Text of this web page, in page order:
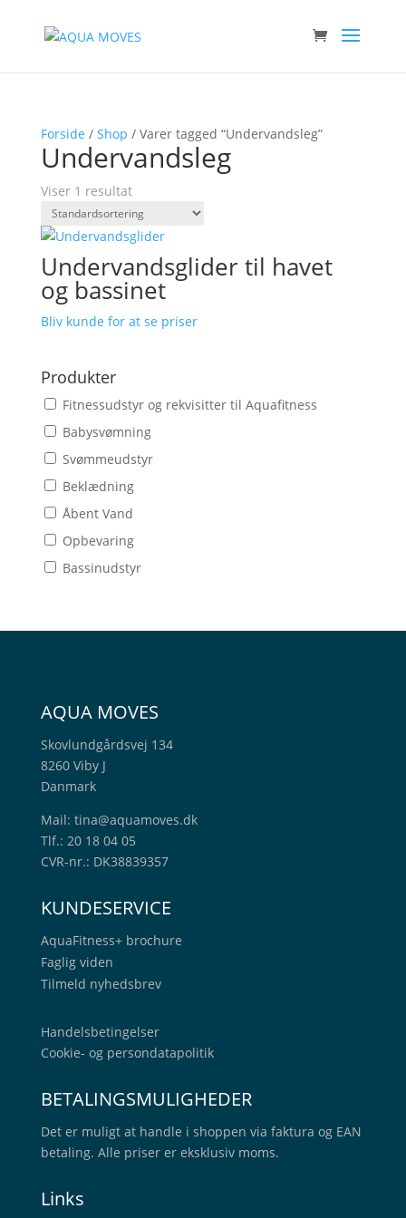
Forside / Shop / Varer tagged “Undervandsleg”
Undervandsleg
Viser 1 resultat
Undervandsglider til havet
og bassinet
Bliv kunde for at se priser
Produkter
Fitnessudstyr og rekvisitter til Aquafitness
Babysvømning
Svømmeudstyr
Beklædning
Åbent Vand
Opbevaring
Bassinudstyr
AQUA MOVES
Skovlundgårdsvej 134
8260 Viby J
Danmark
Mail: tina@aquamoves.dk
Tlf.: 20 18 04 05
CVR-nr.: DK38839357
KUNDESERVICE
AquaFitness+ brochure
Faglig viden
Tilmeld nyhedsbrev
Handelsbetingelser
Cookie- og persondatapolitik
BETALINGSMULIGHEDER
Det er muligt at handle i shoppen via faktura og EAN
betaling. Alle priser er eksklusiv moms.
Links